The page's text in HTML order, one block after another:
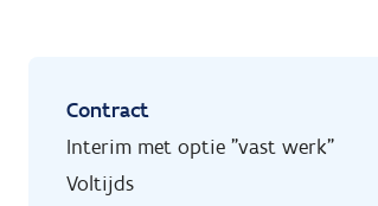
Contract
Interim met optie "vast werk"
Voltijds